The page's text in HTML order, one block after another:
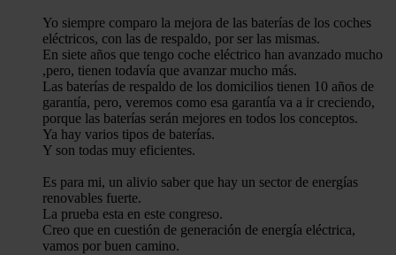
Yo siempre comparo la mejora de las baterías de los coches
eléctricos, con las de respaldo, por ser las mismas.
En siete años que tengo coche eléctrico han avanzado mucho
,pero, tienen todavía que avanzar mucho más.
Las baterías de respaldo de los domicilios tienen 10 años de
garantía, pero, veremos como esa garantía va a ir creciendo,
porque las baterías serán mejores en todos los conceptos.
Ya hay varios tipos de baterías.
Y son todas muy eficientes.
Es para mi, un alivio saber que hay un sector de energías
renovables fuerte.
La prueba esta en este congreso.
Creo que en cuestión de generación de energía eléctrica,
vamos por buen camino.